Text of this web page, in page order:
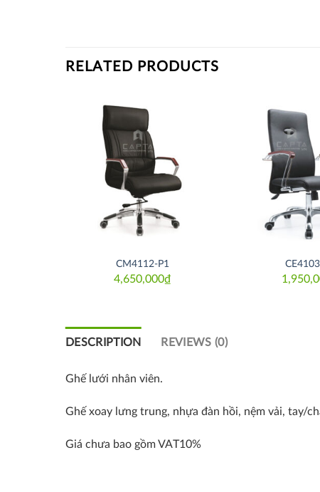
RELATED PRODUCTS
CM4112-P1
4,650,000₫
DESCRIPTION REVIEWS (0)
Ghế lưới nhân viên.
Ghế xoay lưng trung, nhựa đàn hồi, nệm vải, tay/
Giá chưa bao gồm VAT10%